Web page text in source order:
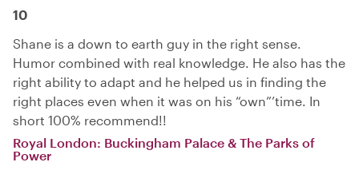
10
Shane is a down to earth guy in the right sense.
Humor combined with real knowledge. He also has the
right ability to adapt and he helped us in finding the
right places even when it was on his “own”’time. In
short 100% recommend!!
Royal London: Buckingham Palace & The Parks of
Power